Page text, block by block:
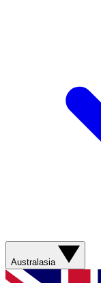
Australasia